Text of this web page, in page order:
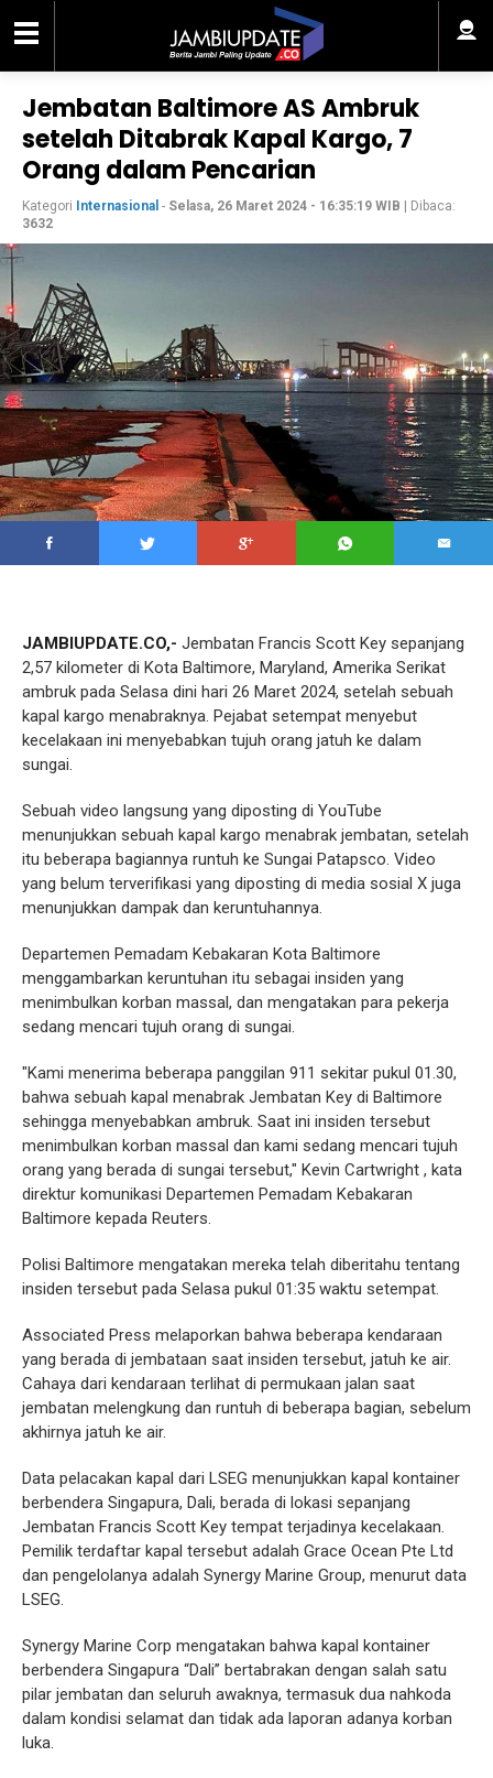
Jembatan Baltimore AS Ambruk
setelah Ditabrak Kapal Kargo, 7
Orang dalam Pencarian
Kategori Internasional - Selasa, 26 Maret 2024 - 16:35:19 WIB | Dibaca:
3632
JAMBIUPDATE.CO,- Jembatan Francis Scott Key sepanjang
2,57 kilometer di Kota Baltimore, Maryland, Amerika Serikat
ambruk pada Selasa dini hari 26 Maret 2024, setelah sebuah
kapal kargo menabraknya. Pejabat setempat menyebut
kecelakaan ini menyebabkan tujuh orang jatuh ke dalam
sungai.
Sebuah video langsung yang diposting di YouTube
menunjukkan sebuah kapal kargo menabrak jembatan, setelah
itu beberapa bagiannya runtuh ke Sungai Patapsco. Video
yang belum terverifikasi yang diposting di media sosial X juga
menunjukkan dampak dan keruntuhannya.
Departemen Pemadam Kebakaran Kota Baltimore
menggambarkan keruntuhan itu sebagai insiden yang
menimbulkan korban massal, dan mengatakan para pekerja
sedang mencari tujuh orang di sungai.
"Kami menerima beberapa panggilan 911 sekitar pukul 01.30,
bahwa sebuah kapal menabrak Jembatan Key di Baltimore
sehingga menyebabkan ambruk. Saat ini insiden tersebut
menimbulkan korban massal dan kami sedang mencari tujuh
orang yang berada di sungai tersebut," Kevin Cartwright , kata
direktur komunikasi Departemen Pemadam Kebakaran
Baltimore kepada Reuters.
Polisi Baltimore mengatakan mereka telah diberitahu tentang
insiden tersebut pada Selasa pukul 01:35 waktu setempat.
Associated Press melaporkan bahwa beberapa kendaraan
yang berada di jembataan saat insiden tersebut, jatuh ke air.
Cahaya dari kendaraan terlihat di permukaan jalan saat
jembatan melengkung dan runtuh di beberapa bagian, sebelum
akhirnya jatuh ke air.
Data pelacakan kapal dari LSEG menunjukkan kapal kontainer
berbendera Singapura, Dali, berada di lokasi sepanjang
Jembatan Francis Scott Key tempat terjadinya kecelakaan.
Pemilik terdaftar kapal tersebut adalah Grace Ocean Pte Ltd
dan pengelolanya adalah Synergy Marine Group, menurut data
LSEG.
Synergy Marine Corp mengatakan bahwa kapal kontainer
berbendera Singapura “Dali” bertabrakan dengan salah satu
pilar jembatan dan seluruh awaknya, termasuk dua nahkoda
dalam kondisi selamat dan tidak ada laporan adanya korban
luka.